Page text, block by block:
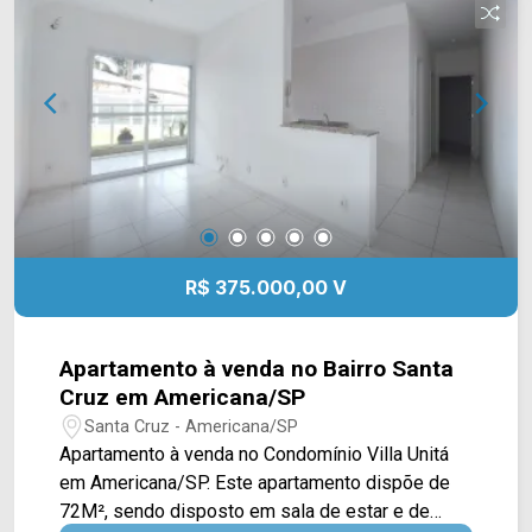
Entre em contato com a equipe da Arbix Imóveis
e agende a sua visita!! WhatsApp e Telefone:
(19) 3475-4546 ARBIX IMÓVEIS - Presente em
cada mudança!
R$ 375.000,00 V
Apartamento à venda no Bairro Santa
Cruz em Americana/SP
Santa Cruz - Americana/SP
Apartamento à venda no Condomínio Villa Unitá
em Americana/SP. Este apartamento dispõe de
72M², sendo disposto em sala de estar e de